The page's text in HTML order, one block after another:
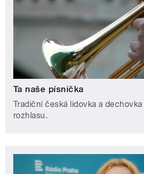
Ta naše písnička
Tradiční česká lidovka a
rozhlasu.